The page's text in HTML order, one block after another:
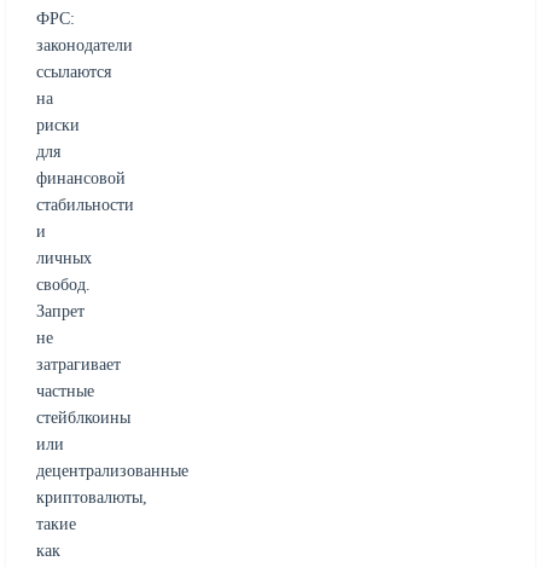
ФРС:
законодатели
ссылаются
на
риски
для
финансовой
стабильности
и
личных
свобод.
Запрет
не
затрагивает
частные
стейблкоины
или
децентрализованные
криптовалюты,
такие
как